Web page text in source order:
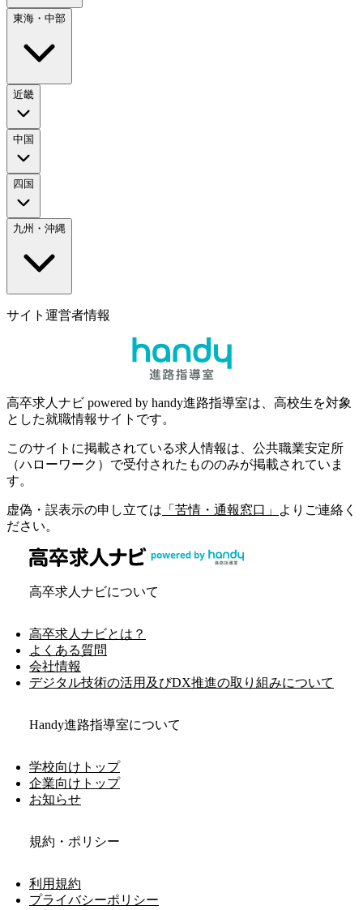
東海・中部
近畿
中国
四国
九州・沖縄
サイト運営者情報
高卒求人ナビ powered by handy進路指導室は、高校生を対象
とした就職情報サイトです。
このサイトに掲載されている求人情報は、公共職業安定所
（ハローワーク）で受付されたもののみが掲載されていま
す。
虚偽・誤表示の申し立ては 「苦情・通報窓口」
よりご連絡く
ださい。
高卒求人ナビについて
高卒求人ナビとは？
よくある質問
会社情報
デジタル技術の活用及びDX推進の取り組みについて
Handy進路指導室について
学校向けトップ
企業向けトップ
お知らせ
規約・ポリシー
利用規約
プライバシーポリシー